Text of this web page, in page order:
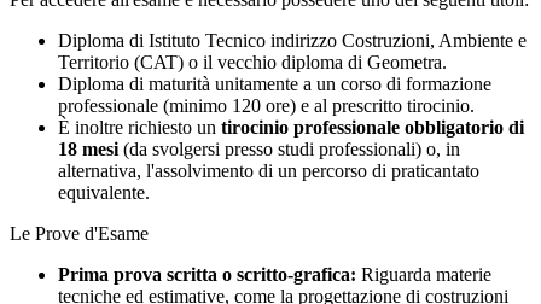
Diploma di Istituto Tecnico indirizzo Costruzioni, Ambiente e
Territorio (CAT) o il vecchio diploma di Geometra.
Diploma di maturità unitamente a un corso di formazione
professionale (minimo 120 ore) e al prescritto tirocinio.
È inoltre richiesto un tirocinio professionale obbligatorio di
18 mesi (da svolgersi presso studi professionali) o, in
alternativa, l'assolvimento di un percorso di praticantato
equivalente.
Le Prove d'Esame
Prima prova scritta o scritto-grafica: Riguarda materie
tecniche ed estimative, come la progettazione di costruzioni